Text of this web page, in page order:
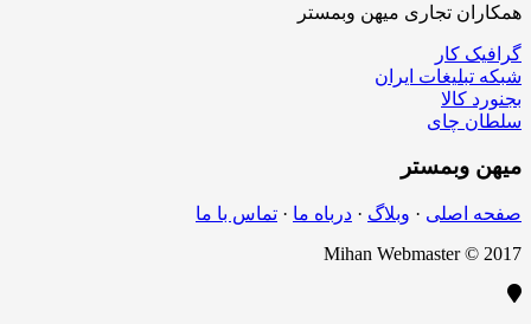
همکاران تجاری میهن وبمستر
گرافیک کار
شبکه تبلیغات ایران
بجنورد کالا
سلطان چای
میهن وبمستر
صفحه اصلی · وبلاگ · درباه ما · تماس با ما
Mihan Webmaster © 2017